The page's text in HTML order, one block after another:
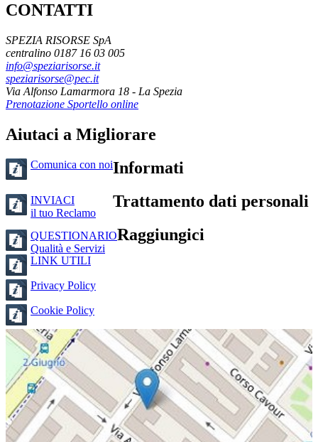
CONTATTI
SPEZIA RISORSE SpA
centralino 0187 16 03 005
info@speziarisorse.it
speziarisorse@pec.it
Via Alfonso Lamarmora 18 - La Spezia
Prenotazione Sportello online
Aiutaci a Migliorare
Comunica con noi
INVIACI
il tuo Reclamo
QUESTIONARIO
Qualità e Servizi
Informati
LINK UTILI
Trattamento dati personali
Privacy Policy
Cookie Policy
Raggiungici